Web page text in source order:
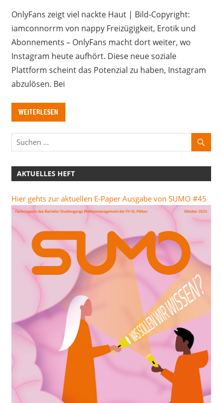
OnlyFans zeigt viel nackte Haut | Bild-Copyright:
iamconnorrm von nappy Freizügigkeit, Erotik und
Abonnements – OnlyFans macht dort weiter, wo
Instagram heute aufhört. Diese neue soziale
Plattform scheint das Potenzial zu haben, Instagram
abzulösen. Bei
WEITERLESEN
AKTUELLES HEFT
Hier gehts zur aktuellen E-Paper Ausgabe von SUMO #45